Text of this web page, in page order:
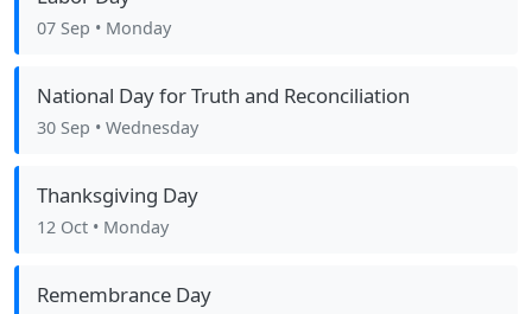
07 Sep • Monday
National Day for Truth and Reconciliation
30 Sep • Wednesday
Thanksgiving Day
12 Oct • Monday
Remembrance Day